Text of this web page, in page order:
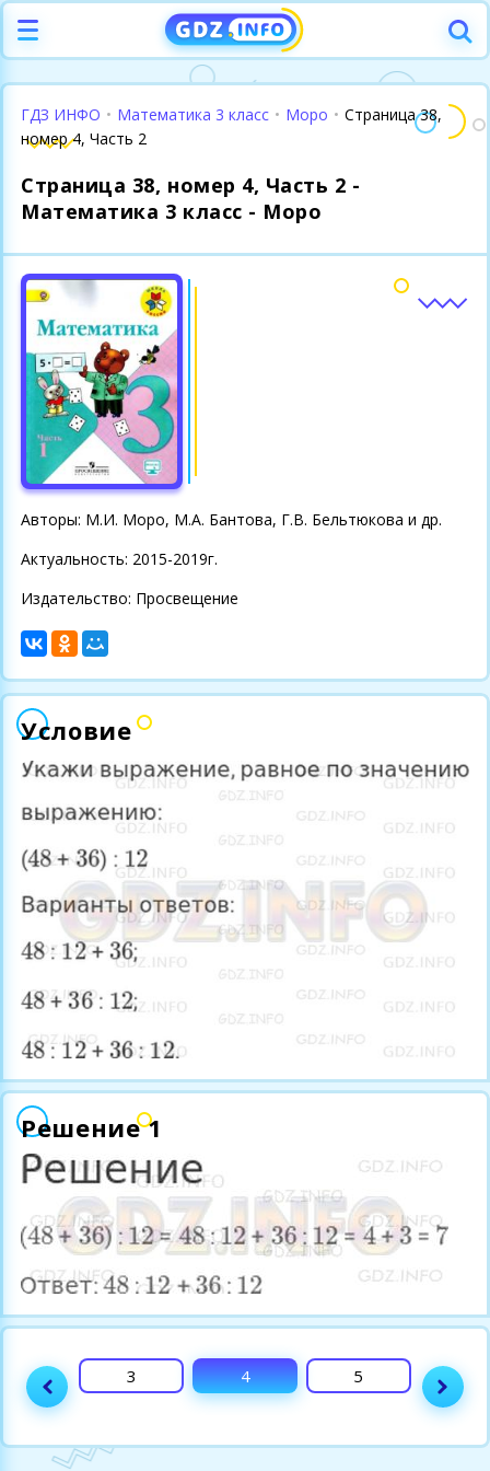
ГДЗ ИНФО • Математика 3 класс • Моро • Страница 38,
номер 4, Часть 2
Страница 38, номер 4, Часть 2 -
Математика 3 класс - Моро
Авторы: М.И. Моро, М.А. Бантова, Г.В. Бельтюкова и др.
Актуальность: 2015-2019г.
Издательство: Просвещение
Условие
Решение 1
3 4 5